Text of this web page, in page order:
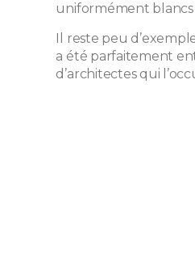
uniformément
Il reste peu
a été parfaitement
d’architectes qui